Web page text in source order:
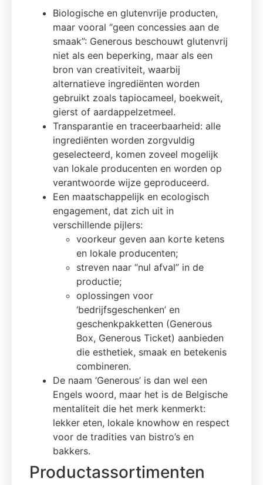
Biologische en glutenvrije producten,
maar vooral “geen concessies aan de
smaak”: Generous beschouwt glutenvrij
niet als een beperking, maar als een
bron van creativiteit, waarbij
alternatieve ingrediënten worden
gebruikt zoals tapiocameel, boekweit,
gierst of aardappelzetmeel.
Transparantie en traceerbaarheid: alle
ingrediënten worden zorgvuldig
geselecteerd, komen zoveel mogelijk
van lokale producenten en worden op
verantwoorde wijze geproduceerd.
Een maatschappelijk en ecologisch
engagement, dat zich uit in
verschillende pijlers:
voorkeur geven aan korte ketens
en lokale producenten;
streven naar “nul afval” in de
productie;
oplossingen voor
‘bedrijfsgeschenken’ en
geschenkpakketten (Generous
Box, Generous Ticket) aanbieden
die esthetiek, smaak en betekenis
combineren.
De naam ‘Generous’ is dan wel een
Engels woord, maar het is de Belgische
mentaliteit die het merk kenmerkt:
lekker eten, lokale knowhow en respect
voor de tradities van bistro’s en
bakkers.
Productassortimenten